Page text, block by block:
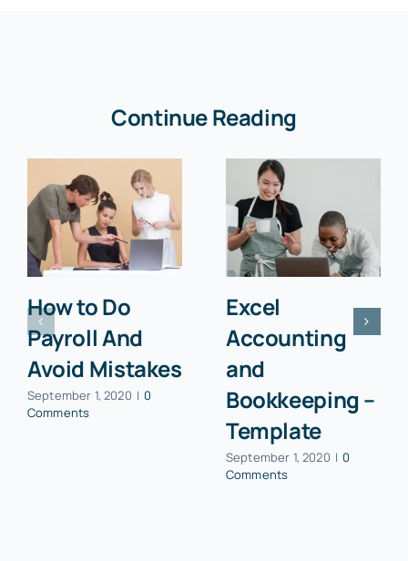
Continue Reading
How to Do
Payroll And
Avoid Mistakes
September 1, 2020 | 0
Comments
Excel
Accounting
and
Bookkeeping –
Template
September 1, 2020 | 0
Comments